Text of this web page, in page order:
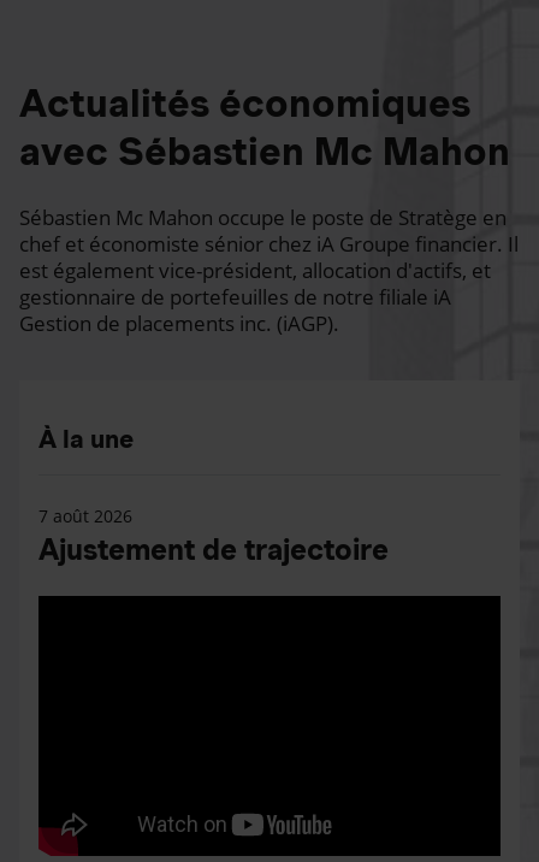
Actualités économiques
avec Sébastien Mc Mahon
Sébastien Mc Mahon occupe le poste de Stratège en
chef et économiste sénior chez iA Groupe financier. Il
est également vice-président, allocation d'actifs, et
gestionnaire de portefeuilles de notre filiale iA
Gestion de placements inc. (iAGP).
À la une
7 août 2026
Ajustement de trajectoire